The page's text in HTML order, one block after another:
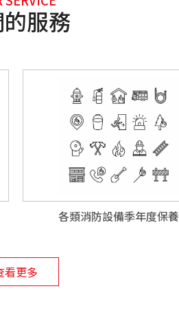
服務
各類消防設備季年度保養
看更多